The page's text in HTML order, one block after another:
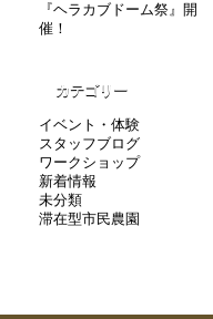
『ヘラカブドーム祭』開
催！
カテゴリー
イベント・体験
スタッフブログ
ワークショップ
新着情報
未分類
滞在型市民農園